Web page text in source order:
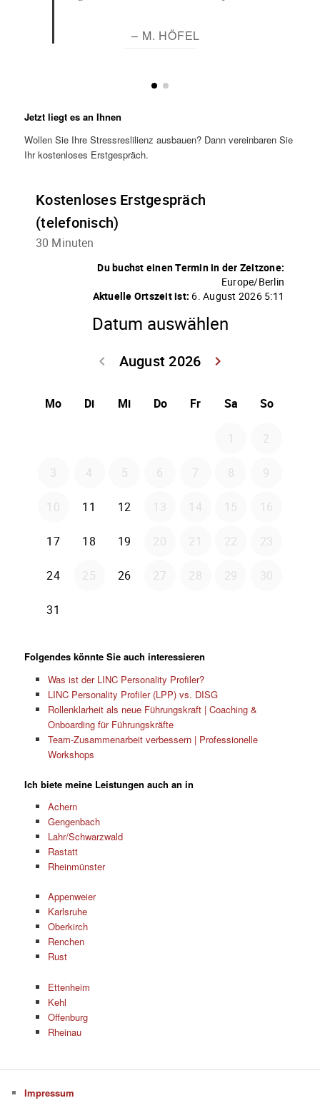
– M. HÖFEL
Jetzt liegt es an Ihnen
Wollen Sie Ihre Stressreslilienz ausbauen? Dann vereinbaren Sie
Ihr kostenloses Erstgespräch.
Folgendes könnte Sie auch interessieren
Was ist der LINC Personality Profiler?
LINC Personality Profiler (LPP) vs. DISG
Rollenklarheit als neue Führungskraft | Coaching &
Onboarding für Führungskräfte
Team-Zusammenarbeit verbessern | Professionelle
Workshops
Ich biete meine Leistungen auch an in
Achern
Gengenbach
Lahr/Schwarzwald
Rastatt
Rheinmünster
Appenweier
Karlsruhe
Oberkirch
Renchen
Rust
Ettenheim
Kehl
Offenburg
Rheinau
Impressum